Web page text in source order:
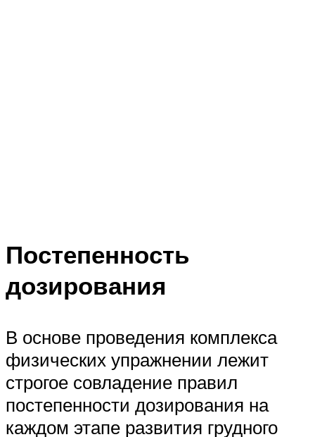
Постепенность
дозирования
В основе проведения комплекса
физических упражнении лежит
строгое совладение правил
постепенности дозирования на
каждом этапе развития грудного